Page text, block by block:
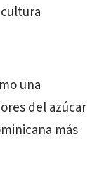
una
del azúcar
más